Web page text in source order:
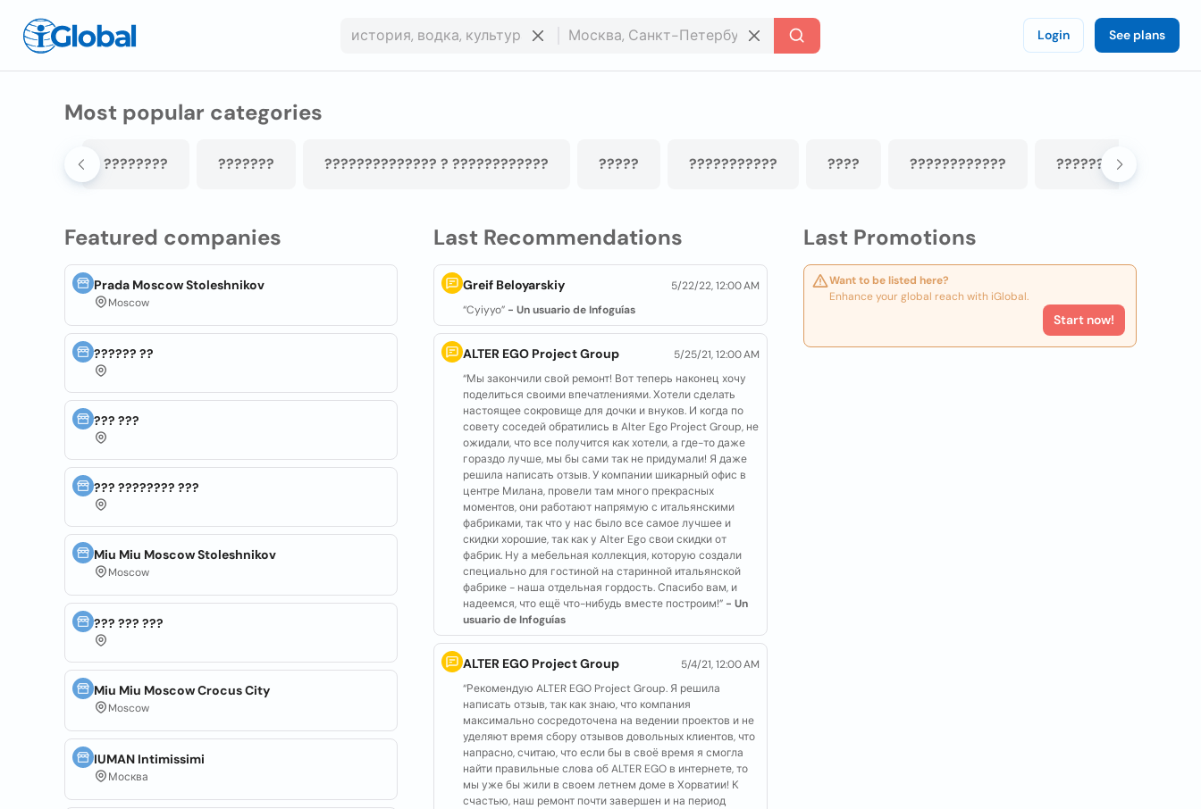
Login See plans
Most popular categories
???????? ??????? ?????????????? ? ???????????? ????? ??????????? ???? ???????????? ??????
Featured companies
Prada Moscow Stoleshnikov
Moscow
?????? ??
??? ???
??? ???????? ???
Miu Miu Moscow Stoleshnikov
Moscow
??? ??? ???
Miu Miu Moscow Crocus City
Moscow
IUMAN Intimissimi
Москва
Last Recommendations
Greif Beloyarskiy
5/22/22, 12:00 AM
“Cyiyyo” - Un usuario de Infoguías
ALTER EGO Project Group
5/25/21, 12:00 AM
“Мы закончили свой ремонт! Вот теперь наконец хочу
поделиться своими впечатлениями. Хотели сделать
настоящее сокровище для дочки и внуков. И когда по
совету соседей обратились в Alter Ego Project Group, не
ожидали, что все получится как хотели, а где-то даже
гораздо лучше, мы бы сами так не придумали! Я даже
решила написать отзыв. У компании шикарный офис в
центре Милана, провели там много прекрасных
моментов, они работают напрямую с итальянскими
фабриками, так что у нас было все самое лучшее и
скидки хорошие, так как у Alter Ego свои скидки от
фабрик. Ну а мебельная коллекция, которую создали
специально для гостиной на старинной итальянской
фабрике - наша отдельная гордость. Спасибо вам, и
надеемся, что ещё что-нибудь вместе построим!” - Un
usuario de Infoguías
ALTER EGO Project Group
5/4/21, 12:00 AM
“Рекомендую ALTER EGO Project Group. Я решила
написать отзыв, так как знаю, что компания
максимально сосредоточена на ведении проектов и не
уделяют время сбору отзывов довольных клиентов, что
напрасно, считаю, что если бы в своё время я смогла
найти правильные слова об ALTER EGO в интернете, то
мы уже бы жили в своем летнем доме в Хорватии! К
счастью, наш ремонт почти завершен и на период
Last Promotions
Want to be listed here?
Enhance your global reach with iGlobal.
Start now!